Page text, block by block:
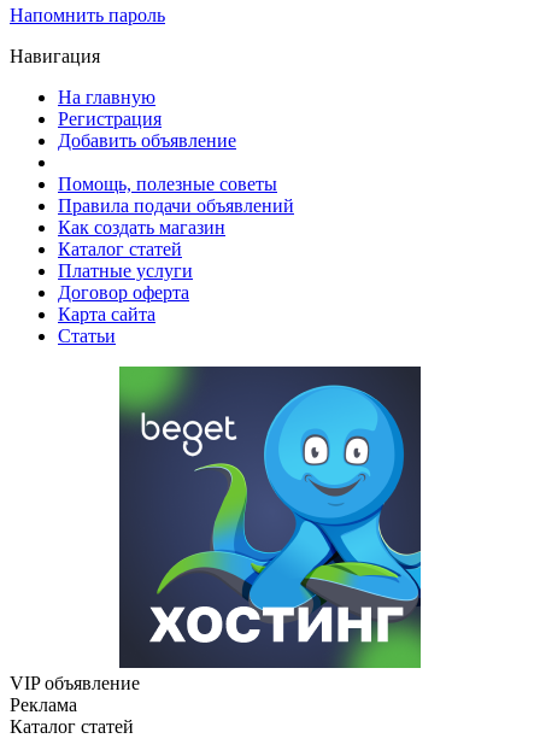
Напомнить пароль
Навигация
На главную
Регистрация
Добавить объявление
Помощь, полезные советы
Правила подачи объявлений
Как создать магазин
Каталог статей
Платные услуги
Договор оферта
Карта сайта
Статьи
VIP объявление
Реклама
Каталог статей